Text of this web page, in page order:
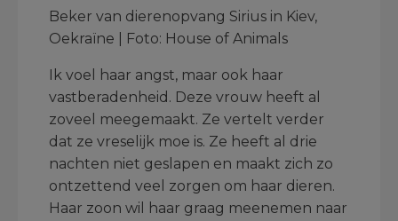
Beker van dierenopvang Sirius in Kiev,
Oekraïne | Foto: House of Animals
Ik voel haar angst, maar ook haar
vastberadenheid. Deze vrouw heeft al
zoveel meegemaakt. Ze vertelt verder
dat ze vreselijk moe is. Ze heeft al drie
nachten niet geslapen en maakt zich zo
ontzettend veel zorgen om haar dieren.
Haar zoon wil haar graag meenemen naar